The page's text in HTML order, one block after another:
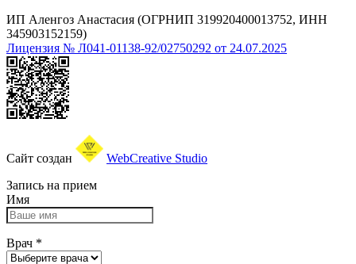
ИП Аленгоз Анастасия (ОГРНИП 319920400013752, ИНН
345903152159)
Лицензия № Л041-01138-92/02750292 от 24.07.2025
Сайт создан
WebCreative Studio
Запись на прием
Имя
Врач *